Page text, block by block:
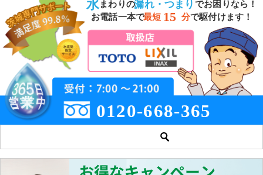
0120-668-365
水まわりの漏れ・つまり でお困りなら！
お電話一本で最短 分で駆付けます！
15